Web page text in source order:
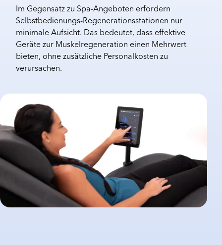
Im Gegensatz zu Spa-Angeboten erfordern
Selbstbedienungs-Regenerationsstationen nur
minimale Aufsicht. Das bedeutet, dass effektive
Geräte zur Muskelregeneration einen Mehrwert
bieten, ohne zusätzliche Personalkosten zu
verursachen.